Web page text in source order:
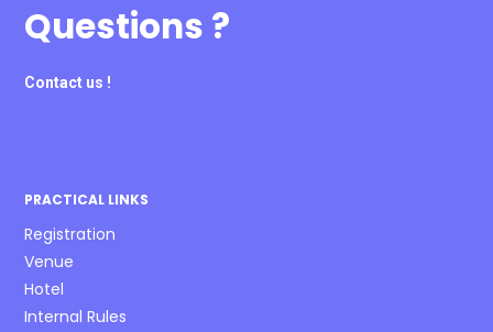
Questions ?
Contact us !
PRACTICAL LINKS
Registration
Venue
Hotel
Internal Rules